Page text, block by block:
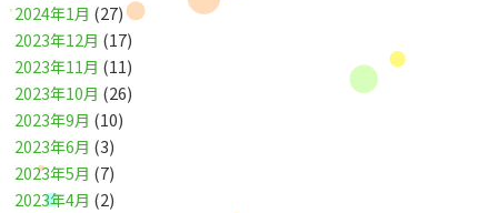
2024年1月 (27)
2023年12月 (17)
2023年11月 (11)
2023年10月 (26)
2023年9月 (10)
2023年6月 (3)
2023年5月 (7)
2023年4月 (2)